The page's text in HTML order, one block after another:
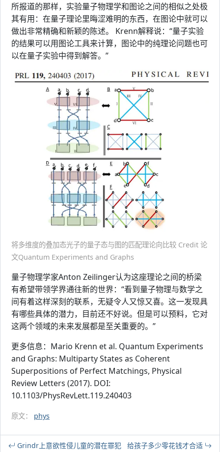
所报道的那样，实验量子物理学和图论之间的相似之处极
其有用：在量子理论里晦涩难明的东西，在图论中就可以
做出非常精确和新颖的陈述。 Krenn解释说：“量子实验
的结果可以用图论工具来计算，图论中的纯理论问题也可
以在量子实验中得到解答。”
将多维度的叠加态光子的量子态与图的匹配理论向比较 Credit 论
文Quantum Experiments and Graphs
量子物理学家Anton Zeilinger认为这座理论之间的桥梁
有希望带领学界通往新的世界：“看到量子物理与数学之
间有着这样深刻的联系，无疑令人又惊又喜。这一发现具
有哪些具体的潜力，目前还不好说。但是可以预料，它对
这两个领域的未来发展都是至关重要的。”
更多信息：Mario Krenn et al. Quantum Experiments
and Graphs: Multiparty States as Coherent
Superpositions of Perfect Matchings, Physical
Review Letters (2017). DOI:
10.1103/PhysRevLett.119.240403
原文： phys
Grindr上意欲性侵儿童的潜在罪犯 给孩子多少零花钱才合适